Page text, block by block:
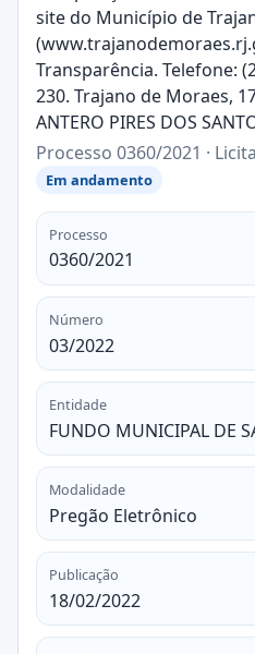
site do Município de
Transparência. Telefone:
230. Trajano de Moraes,
ANTERO PIRES DOS
Processo 0360/2021 ·
Em andamento
Processo
0360/2021
Número
03/2022
Entidade
FUNDO MUNICIPAL DE
Modalidade
Pregão Eletrônico
Publicação
18/02/2022